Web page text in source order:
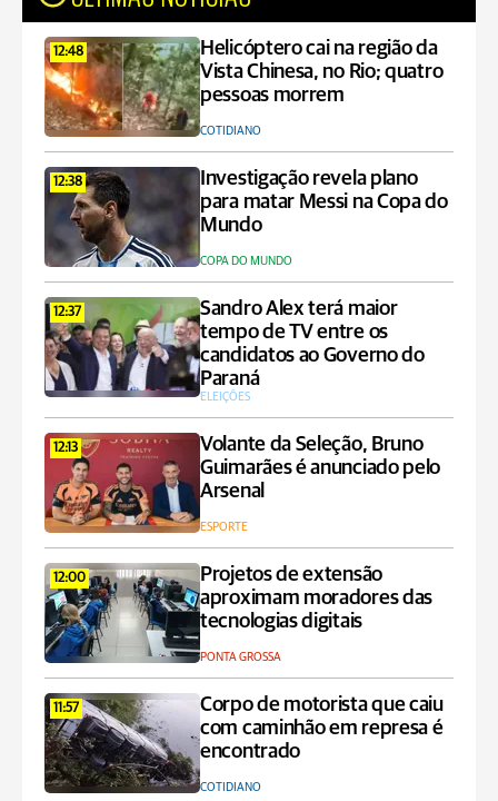
12:48
Helicóptero cai na região da
Vista Chinesa, no Rio; quatro
pessoas morrem
COTIDIANO
12:38
Investigação revela plano
para matar Messi na Copa do
Mundo
COPA DO MUNDO
12:37
Sandro Alex terá maior
tempo de TV entre os
candidatos ao Governo do
Paraná
ELEIÇÕES
12:13
Volante da Seleção, Bruno
Guimarães é anunciado pelo
Arsenal
ESPORTE
12:00
Projetos de extensão
aproximam moradores das
tecnologias digitais
PONTA GROSSA
11:57
Corpo de motorista que caiu
com caminhão em represa é
encontrado
COTIDIANO